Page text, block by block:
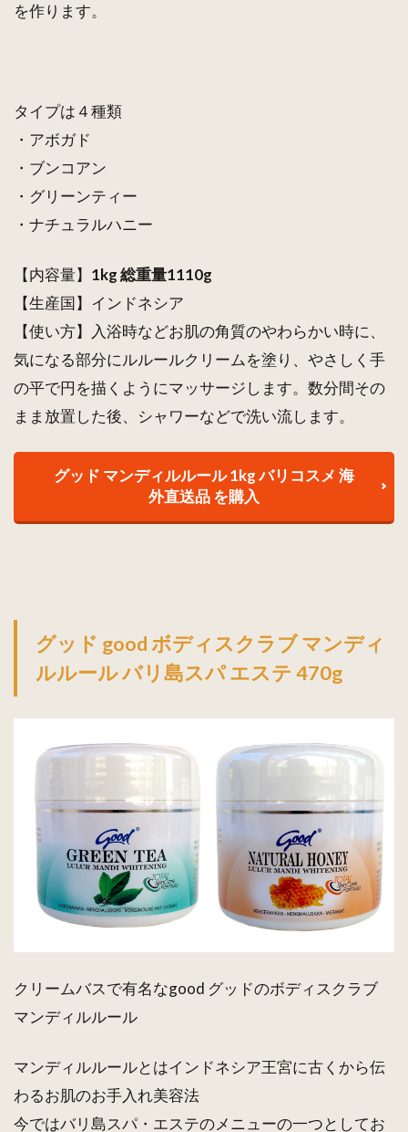
を作ります。
タイプは４種類
・アボガド
・ブンコアン
・グリーンティー
・ナチュラルハニー
【内容量】 1kg 総重量1110g
【生産国】インドネシア
【使い方】入浴時などお肌の角質のやわらかい時に、
気になる部分にルルールクリームを塗り、やさしく手
の平で円を描くようにマッサージします。数分間その
まま放置した後、シャワーなどで洗い流します。
グッド マンディルルール 1kg バリコスメ 海
外直送品 を購入
グッド good ボディスクラブ マンディ
ルルール バリ島スパ エステ 470g
クリームバスで有名なgood グッドのボディスクラブ
マンディルルール
マンディルルールとはインドネシア王宮に古くから伝
わるお肌のお手入れ美容法
今ではバリ島スパ・エステのメニューの一つとしてお